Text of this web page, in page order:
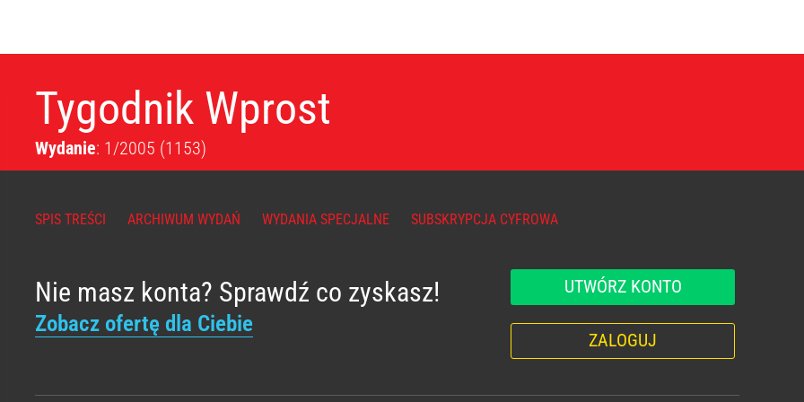
Tygodnik Wprost
Wydanie: 1/2005 (1153)
SPIS TREŚCI ARCHIWUM WYDAŃ WYDANIA SPECJALNE SUBSKRYPCJA CYFROWA
Nie masz konta? Sprawdź co zyskasz!
Zobacz ofertę dla Ciebie
UTWÓRZ KONTO
ZALOGUJ